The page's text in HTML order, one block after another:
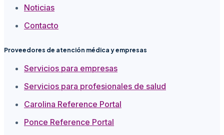
Noticias
Contacto
Proveedores de atención médica y empresas
Servicios para empresas
Servicios para profesionales de salud
Carolina Reference Portal
Ponce Reference Portal